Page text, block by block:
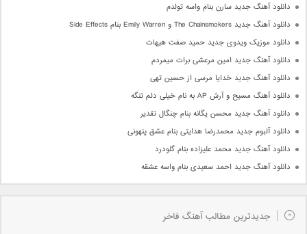
دانلود آهنگ جدید سارن بنام واسه تولدم
دانلود آهنگ جدید The Chainsmokers و Emily Warren بنام Side Effects
دانلود موزیک ویدوی جدید حمید صفت هیهات
دانلود آهنگ جدید امین مرعشی برات میمردم
دانلود آهنگ جدید خدایا مرسی از حسین تهی
دانلود آهنگ مسیح و آرش AP به نام خیلی دلم تنگه
دانلود آهنگ جدید محسن یگانه بنام چنگال تقدیر
دانلود آلبوم جدید محمدرضا هدایتی بنام عشق پنهونی
دانلود آهنگ جدید محمد علیزاده بنام گلودرد
دانلود آهنگ جدید احمد سعیدی بنام واسه عشقه
جدیدترین مطالب آهنگ فاخر